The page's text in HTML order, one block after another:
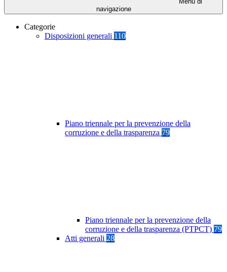
navigazione
Categorie
Disposizioni generali 110
Piano triennale per la prevenzione della
corruzione e della trasparenza 79
Piano triennale per la prevenzione della
corruzione e della trasparenza (PTPCT) 79
Atti generali 28